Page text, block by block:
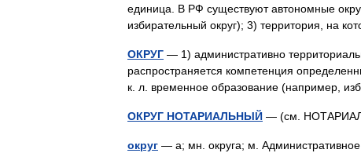
единица. В РФ существуют автономные
избирательный округ); 3) территория, на
ОКРУГ — 1) административно
распространяется компетенция
к. л. временное образование (например,
ОКРУГ НОТАРИАЛЬНЫЙ — (см.
округ — а; мн. округа; м.